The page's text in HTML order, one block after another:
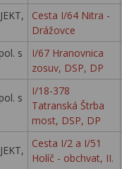
Cesta I/64 Nitra -
Drážovce
s
I/67 Hranovnica
zosuv, DSP, DP
s
I/18-378
Tatranská Štrba
most, DSP, DP
Cesta I/2 a I/51
Holíč - obchvat, II.